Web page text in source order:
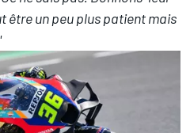
être un peu plus patient mais